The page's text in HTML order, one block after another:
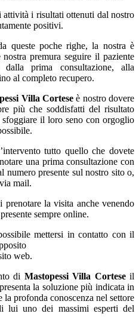
i risultati ottenuti dal nostro
positivi.
queste poche righe, la nostra è
premura seguire il paziente
dalla prima consultazione, alla
al completo recupero.
Villa Cortese è nostro dovere
più che soddisfatti del risultato
sfoggiare il loro seno con orgoglio
tutto quello che dovete
una prima consultazione con
numero presente sul nostro sito o,
mail.
prenotare la visita anche venendo
sempre online.
mettersi in contatto con il
web.
di Mastopessi Villa Corteseil
la soluzione più indicata in
la profonda conoscenza nel settore
lui uno dei massimi esperti del